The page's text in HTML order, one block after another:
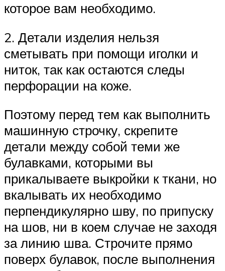
которое вам необходимо.
2. Детали изделия нельзя
сметывать при помощи иголки и
ниток, так как остаются следы
перфорации на коже.
Поэтому перед тем как выполнить
машинную строчку, скрепите
детали между собой теми же
булавками, которыми вы
прикалываете выкройки к ткани, но
вкалывать их необходимо
перпендикулярно шву, по припуску
на шов, ни в коем случае не заходя
за линию шва. Строчите прямо
поверх булавок, после выполнения